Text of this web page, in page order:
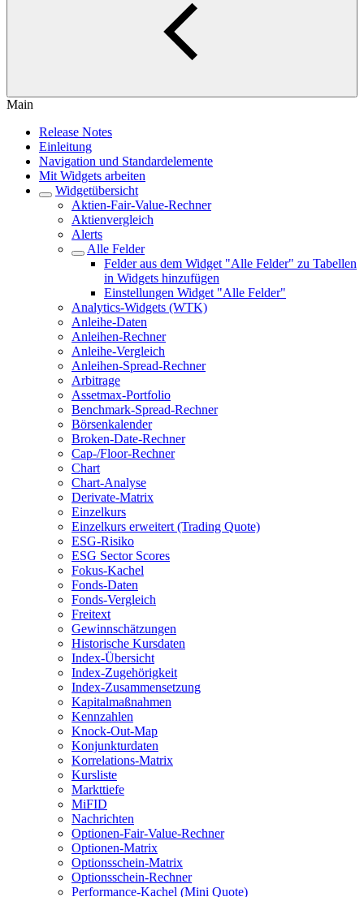
Main
Release Notes
Einleitung
Navigation und Standardelemente
Mit Widgets arbeiten
Widgetübersicht
Aktien-Fair-Value-Rechner
Aktienvergleich
Alerts
Alle Felder
Felder aus dem Widget "Alle Felder" zu Tabellen
in Widgets hinzufügen
Einstellungen Widget "Alle Felder"
Analytics-Widgets (WTK)
Anleihe-Daten
Anleihen-Rechner
Anleihe-Vergleich
Anleihen-Spread-Rechner
Arbitrage
Assetmax-Portfolio
Benchmark-Spread-Rechner
Börsenkalender
Broken-Date-Rechner
Cap-/Floor-Rechner
Chart
Chart-Analyse
Derivate-Matrix
Einzelkurs
Einzelkurs erweitert (Trading Quote)
ESG-Risiko
ESG Sector Scores
Fokus-Kachel
Fonds-Daten
Fonds-Vergleich
Freitext
Gewinnschätzungen
Historische Kursdaten
Index-Übersicht
Index-Zugehörigkeit
Index-Zusammensetzung
Kapitalmaßnahmen
Kennzahlen
Knock-Out-Map
Konjunkturdaten
Korrelations-Matrix
Kursliste
Markttiefe
MiFID
Nachrichten
Optionen-Fair-Value-Rechner
Optionen-Matrix
Optionsschein-Matrix
Optionsschein-Rechner
Performance-Kachel (Mini Quote)